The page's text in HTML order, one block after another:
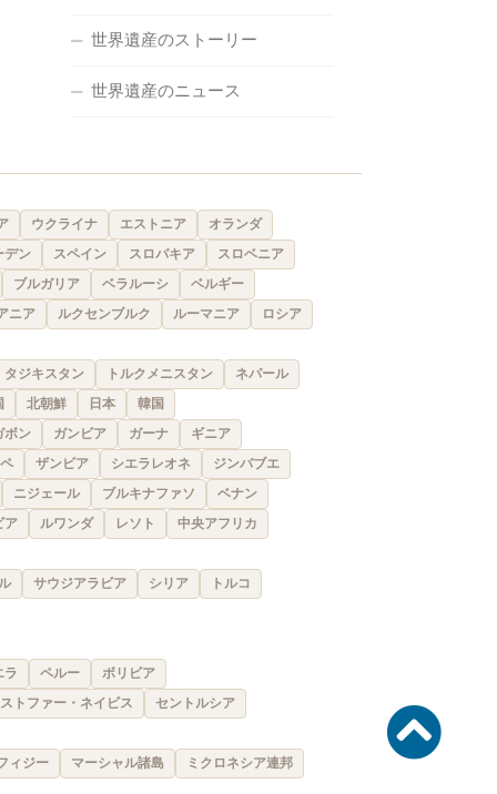
世界遺産のストーリー
世界遺産のニュース
ウクライナ エストニア
オランダ
デン
スペイン スロバキア
スロベニア
ブルガリア
ベラルーシ
ベルギー
ニア
ルクセンブルク ルーマニア ロシア
タジキスタン トルクメニスタン
ネパール
北朝鮮 日本
韓国
ボン
ガンビア ガーナ
ギニア
ザンビア シエラレオネ
ジンバブエ
ニジェール
ブルキナファソ
ベナン
ア
ルワンダ レソト 中央アフリカ
サウジアラビア シリア トルコ
ラ ペルー
ボリビア
トファー・ネイビス
セントルシア
ィジー マーシャル諸島 ミクロネシア連邦